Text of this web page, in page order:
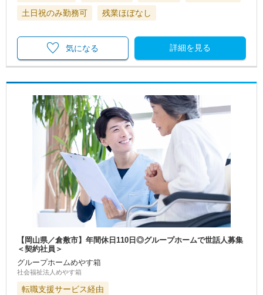
土日祝のみ勤務可
残業ほぼなし
詳細を見る
気になる
【岡山県／倉敷市】年間休日110日◎グループホームで世話人募集
＜契約社員＞
グループホームめやす箱
社会福祉法人めやす箱
転職支援サービス経由